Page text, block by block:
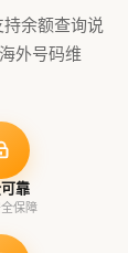
余额查询说
外号码维
靠
保障